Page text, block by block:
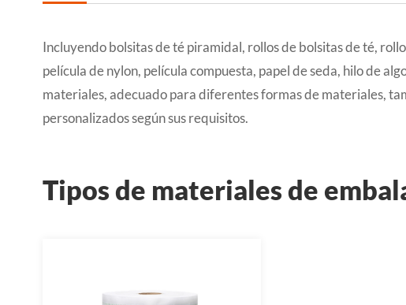
Incluyendo bolsitas de té piramidal, rollos de bolsitas de té,
película de nylon, película compuesta, papel de seda, hilo de
materiales, adecuado para diferentes formas de materiales,
personalizados según sus requisitos.
Tipos de materiales de